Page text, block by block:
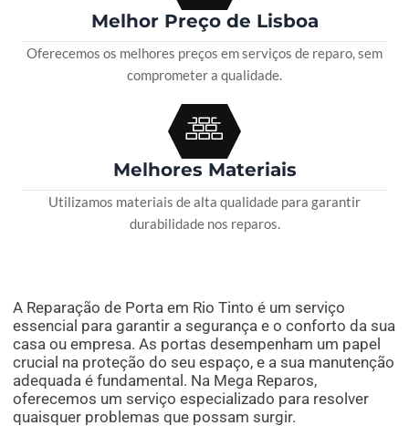
Melhor Preço de Lisboa
Oferecemos os melhores preços em serviços de reparo, sem
comprometer a qualidade.
Melhores Materiais
Utilizamos materiais de alta qualidade para garantir
durabilidade nos reparos.
A Reparação de Porta em Rio Tinto é um serviço
essencial para garantir a segurança e o conforto da sua
casa ou empresa. As portas desempenham um papel
crucial na proteção do seu espaço, e a sua manutenção
adequada é fundamental. Na Mega Reparos,
oferecemos um serviço especializado para resolver
quaisquer problemas que possam surgir.